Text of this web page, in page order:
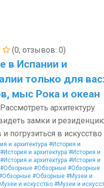
(0, отзывов: 0)
в Испании и
только для
мыс Рока и океан
Рассмотреть архитектуру
замки и
погрузиться в искусство
и архитектура #История и
#История и архитектура #История и
#История и архитектура #История и
#Обзорные #Обзорные #Обзорные
#Обзорные #Музеи и
и искусство #Музеи и